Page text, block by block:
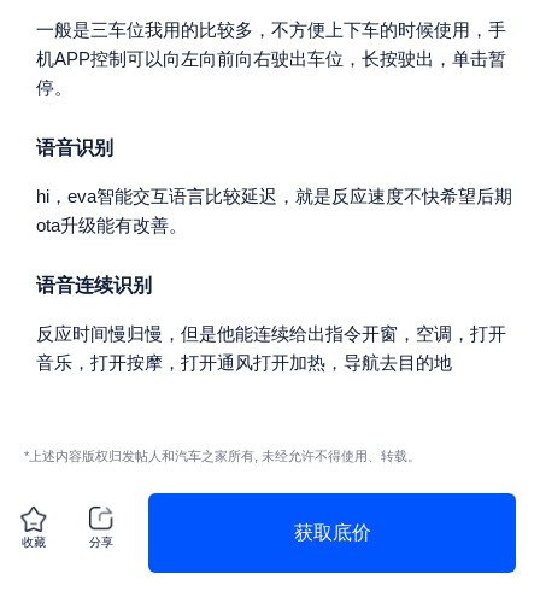
一般是三车位我用的比较多，不方便上下车的时候使用，手
机APP控制可以向左向前向右驶出车位，长按驶出，单击暂
停。
语音识别
hi，eva智能交互语言比较延迟，就是反应速度不快希望后期
ota升级能有改善。
语音连续识别
反应时间慢归慢，但是他能连续给出指令开窗，空调，打开
音乐，打开按摩，打开通风打开加热，导航去目的地
*上述内容版权归发帖人和汽车之家所有, 未经允许不得使用、转载。
收藏 分享 获取底价